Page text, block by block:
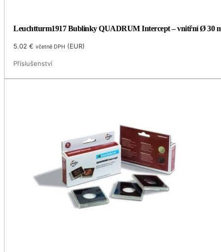
Leuchtturm1917 Bublinky QUADRUM Intercept – vnitřní Ø 30
5.02€ včetně DPH (EUR)
Příslušenství